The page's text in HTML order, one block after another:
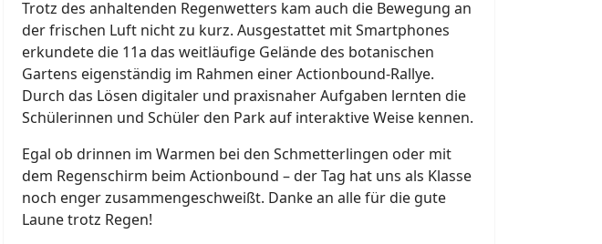
Trotz des anhaltenden Regenwetters kam auch die Bewegung an
der frischen Luft nicht zu kurz. Ausgestattet mit Smartphones
erkundete die 11a das weitläufige Gelände des botanischen
Gartens eigenständig im Rahmen einer Actionbound-Rallye.
Durch das Lösen digitaler und praxisnaher Aufgaben lernten die
Schülerinnen und Schüler den Park auf interaktive Weise kennen.
Egal ob drinnen im Warmen bei den Schmetterlingen oder mit
dem Regenschirm beim Actionbound – der Tag hat uns als Klasse
noch enger zusammengeschweißt. Danke an alle für die gute
Laune trotz Regen!